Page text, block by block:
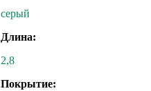
серый
Длина:
2,8
Покрытие: